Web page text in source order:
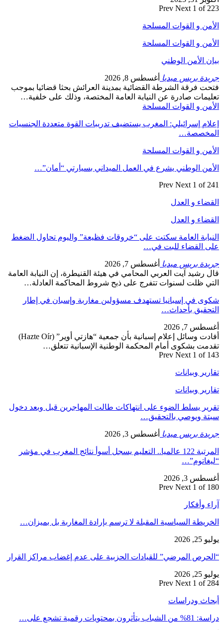
Prev Next 1 of 223
الأمن و القوات المسلحة
الأمن و القوات المسلحة
بيان الأمن الوطني
جريدة بريس ميديا أغسطس 8, 2026
فتحت فرقة الشرطة القضائية بمدينة العرائش بحثا قضائيا بموجب
تعليمات صادرة عن النيابة العامة المختصة، وذلك على خلفية…
الأمن و القوات المسلحة
إعلام إسرائيلي: المغرب يستضيف تدريبات القوة متعددة الجنسيات
المخصصة…
الأمن و القوات المسلحة
الأمن الوطني يشرع في العمل الميداني بسيارتي “أمان”…
Prev Next 1 of 241
القضاء و العدل
القضاء و العدل
النيابة العامة سكتت على “خروقات فظيعة” واليوم تحاول الضغط
على القضاء للبت في…
جريدة بريس ميديا أغسطس 7, 2026
قال رشيد آيت العربي المحامي في هيئة القنيطرة، إن النيابة العامة
التي ظلت لسنوات تتفرج على ذبح شروط المحاكمة العادلة…
شكوى في إسبانيا تستهدف مسؤولين مغاربة وإسبان في إطار
التحقيق بأحداث…
أغسطس 7, 2026
أفادت وسائل إعلام إسبانية بأن جمعية “هازتي أوير” (Hazte Oír)
تقدمت بشكوى أمام المحكمة الوطنية الإسبانية تتعلق…
Prev Next 1 of 143
تقارير وبيانات
تقارير وبيانات
تقرير يسلط الضوء على انتهاكات طالت المهاجرين قبل وبعد دخول
سبتة ويوصي بالتحقيق…
جريدة بريس ميديا أغسطس 3, 2026
المرتبة 122 عالميا.. التعليم يسجل أسوأ نتائج المغرب في مؤشر
“ليغاتوم”…
أغسطس 3, 2026
Prev Next 1 of 180
آراء وأفكار
الخريطة السياسية المقبلة لا ترسم بإرادة المغاربة بل بميزان…
يوليو 25, 2026
“الحرص المرضي” للقيادات الحزبية على عدم إغضاب مراكز القرار
يوليو 25, 2026
Prev Next 1 of 284
أبحاث ودراسات
دراسة: 81% من الشباب يتأثرون بمحتويات رقمية تشجع على…